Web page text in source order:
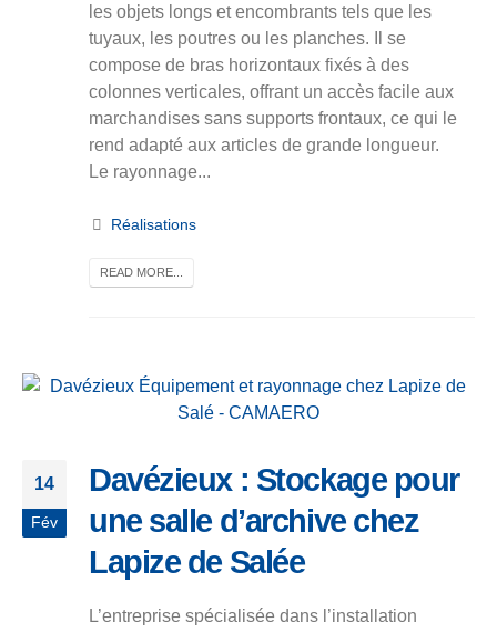
les objets longs et encombrants tels que les
tuyaux, les poutres ou les planches. Il se
compose de bras horizontaux fixés à des
colonnes verticales, offrant un accès facile aux
marchandises sans supports frontaux, ce qui le
rend adapté aux articles de grande longueur.
Le rayonnage...
Réalisations
READ MORE...
14
Fév
Davézieux : Stockage pour
une salle d’archive chez
Lapize de Salée
L’entreprise spécialisée dans l’installation